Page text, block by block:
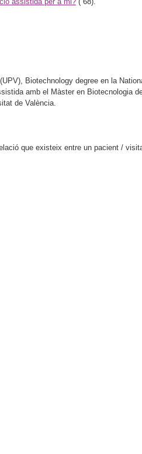
Biotechnology degree en la
amb el Màster en Biotecnologia
de València.
que existeix entre un pacient /